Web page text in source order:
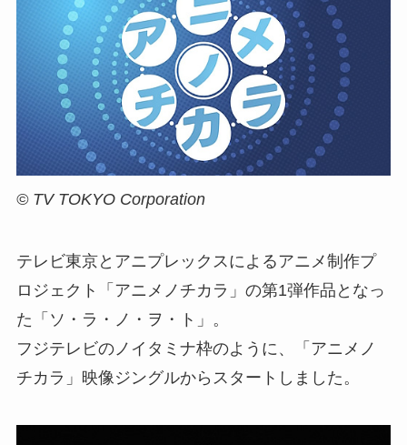
© TV TOKYO Corporation
テレビ東京とアニプレックスによるアニメ制作プ
ロジェクト「アニメノチカラ」の第1弾作品となっ
た「ソ・ラ・ノ・ヲ・ト」。
フジテレビのノイタミナ枠のように、「アニメノ
チカラ」映像ジングルからスタートしました。